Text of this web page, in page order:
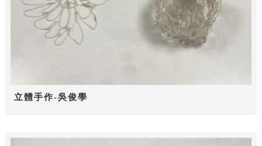
立體手作-吳俊學